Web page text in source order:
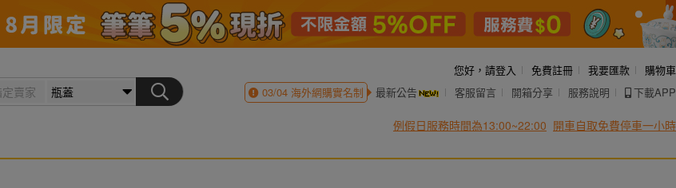
您好， 請登入 免費註冊 我要匯款
購物車
03/04海外網購實名制 最新公告 客服留言 開箱分享 服務說明 下載APP
例假日服務時間為13:00~22:00 開車自取免費停車一小時